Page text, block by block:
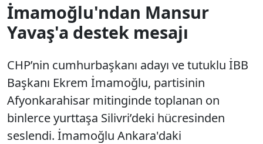
İmamoğlu'ndan Mansur
Yavaş'a destek mesajı
CHP’nin cumhurbaşkanı adayı ve tutuklu İBB
Başkanı Ekrem İmamoğlu, partisinin
Afyonkarahisar mitinginde toplanan on
binlerce yurttaşa Silivri’deki hücresinden
seslendi. İmamoğlu Ankara'daki